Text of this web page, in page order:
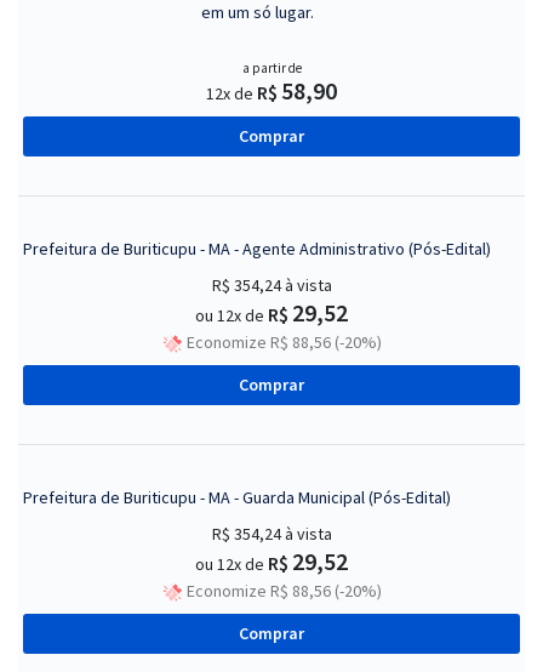
em um só lugar.
a partir de
12x de R$ 58,90
Comprar
Prefeitura de Buriticupu - MA - Agente Administrativo (Pós-Edital)
R$ 354,24à vista
ou 12x de R$ 29,52
Economize R$ 88,56 (-20%)
Comprar
Prefeitura de Buriticupu - MA - Guarda Municipal (Pós-Edital)
R$ 354,24à vista
ou 12x de R$ 29,52
Economize R$ 88,56 (-20%)
Comprar